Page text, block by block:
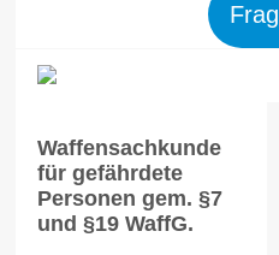
Waffensachkunde
für gefährdete
Personen gem. §7
und §19 WaffG.